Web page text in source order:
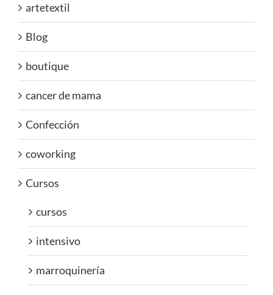
artetextil
Blog
boutique
cancer de mama
Confección
coworking
Cursos
cursos
intensivo
marroquinería